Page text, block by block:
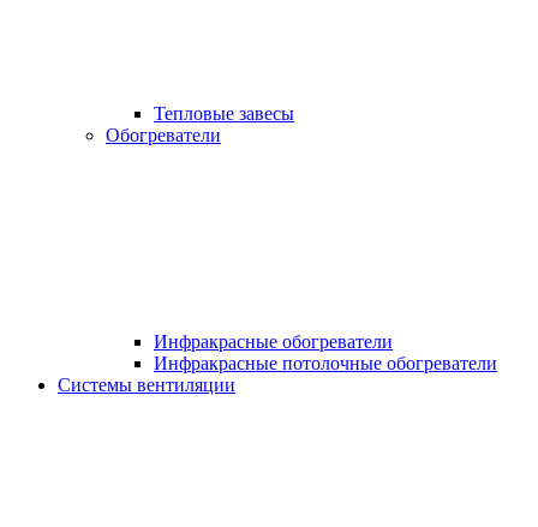
Тепловые завесы
Обогреватели
Инфракрасные обогреватели
Инфракрасные потолочные обогреватели
Системы вентиляции